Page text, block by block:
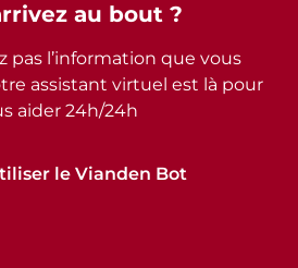
au bout ?
pas l’information que vous
assistant virtuel est là pour
aider 24h/24h
le Vianden Bot